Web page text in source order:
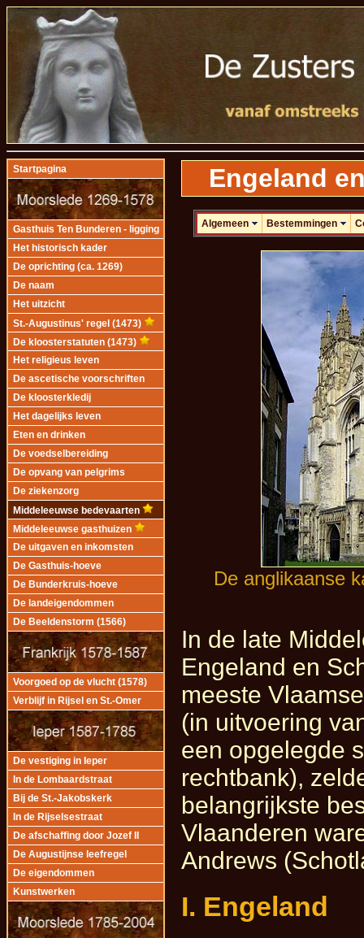
Startpagina
Gasthuis Ten Bunderen - ligging
Het historisch kader
De oprichting (ca. 1269)
De naam
Het uitzicht
St.-Augustinus' regel (1473)
De kloosterstatuten (1473)
Het religieus leven
De ascetische voorschriften
De kloosterkledij
Het dagelijks leven
Eten en drinken
De voedselbereiding
De opvang van pelgrims
De ziekenzorg
Middeleeuwse bedevaarten
Middeleeuwse gasthuizen
De uitgaven en inkomsten
De Gasthuis-hoeve
De Bunderkruis-hoeve
De landeigendommen
De Beeldenstorm (1566)
Voorgoed op de vlucht (1578)
Verblijf in Rijsel en St.-Omer
De vestiging in Ieper
In de Lombaardstraat
Bij de St.-Jakobskerk
In de Rijselsestraat
De afschaffing door Jozef II
De Augustijnse leefregel
De eigendommen
Kunstwerken
Engeland
Algemeen Bestemmingen
De anglikaanse
In de late
Engeland en
meeste
(in uitvoering
een opgelegde
rechtbank),
belangrijkste
Vlaanderen
Andrews
I. Engeland